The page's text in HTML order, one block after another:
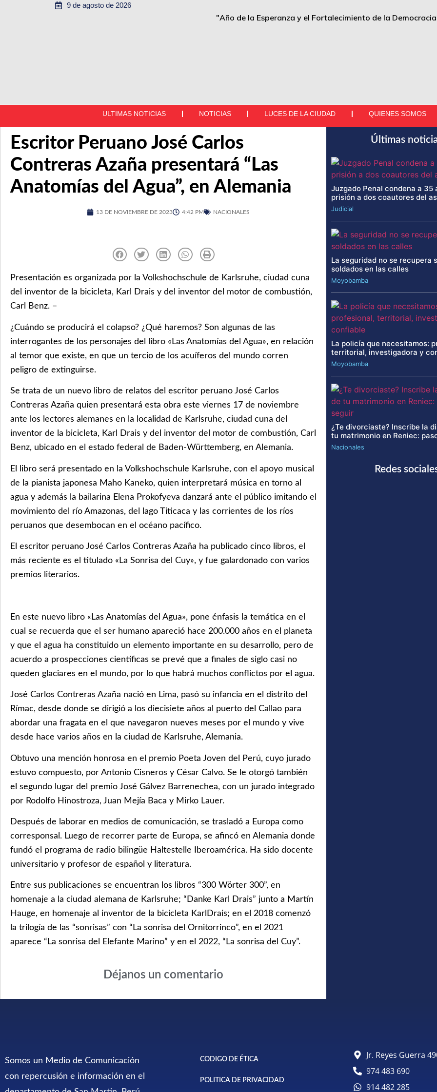
9 de agosto de 2026
"Año de la Esperanza y el Fortalecimiento de la
ULTIMAS NOTICIAS NOTICIAS LUCES DE LA CIUDAD QUIENES SOMOS
Escritor Peruano José Carlos
Contreras Azaña presentará “Las
Anatomías del Agua”, en Alemania
13 DE NOVIEMBRE DE 2023 4:42 PM NACIONALES
Presentación es organizada por la Volkshochschule de Karlsruhe, ciudad cuna
del inventor de la bicicleta, Karl Drais y del inventor del motor de combustión,
Carl Benz. –
¿Cuándo se producirá el colapso? ¿Qué haremos? Son algunas de las
interrogantes de los personajes del libro «Las Anatomías del Agua», en relación
al temor que existe, en que un tercio de los acuíferos del mundo corren
peligro de extinguirse.
Se trata de un nuevo libro de relatos del escritor peruano José Carlos
Contreras Azaña quien presentará esta obra este viernes 17 de noviembre
ante los lectores alemanes en la localidad de Karlsruhe, ciudad cuna del
inventor de la bicicleta, Karl Drais y del inventor del motor de combustión, Carl
Benz, ubicado en el estado federal de Baden-Württemberg, en Alemania.
El libro será presentado en la Volkshochschule Karlsruhe, con el apoyo musical
de la pianista japonesa Maho Kaneko, quien interpretará música en torno al
agua y además la bailarina Elena Prokofyeva danzará ante el público imitando el
movimiento del río Amazonas, del lago Titicaca y las corrientes de los ríos
peruanos que desembocan en el océano pacífico.
El escritor peruano José Carlos Contreras Azaña ha publicado cinco libros, el
más reciente es el titulado «La Sonrisa del Cuy», y fue galardonado con varios
premios literarios.
En este nuevo libro «Las Anatomías del Agua», pone énfasis la temática en el
cual se recuerda que el ser humano apareció hace 200.000 años en el planeta
y que el agua ha constituido un elemento importante en su desarrollo, pero de
acuerdo a prospecciones científicas se prevé que a finales de siglo casi no
queden glaciares en el mundo, por lo que habrá muchos conflictos por el agua.
José Carlos Contreras Azaña nació en Lima, pasó su infancia en el distrito del
Rímac, desde donde se dirigió a los diecisiete años al puerto del Callao para
abordar una fragata en el que navegaron nueves meses por el mundo y vive
desde hace varios años en la ciudad de Karlsruhe, Alemania.
Obtuvo una mención honrosa en el premio Poeta Joven del Perú, cuyo jurado
estuvo compuesto, por Antonio Cisneros y César Calvo. Se le otorgó también
el segundo lugar del premio José Gálvez Barrenechea, con un jurado integrado
por Rodolfo Hinostroza, Juan Mejía Baca y Mirko Lauer.
Después de laborar en medios de comunicación, se trasladó a Europa como
corresponsal. Luego de recorrer parte de Europa, se afincó en Alemania donde
fundó el programa de radio bilingüe Haltestelle Iberoamérica. Ha sido docente
universitario y profesor de español y literatura.
Entre sus publicaciones se encuentran los libros “300 Wörter 300”, en
homenaje a la ciudad alemana de Karlsruhe; “Danke Karl Drais” junto a Martín
Hauge, en homenaje al inventor de la bicicleta KarlDrais; en el 2018 comenzó
la trilogía de las “sonrisas” con “La sonrisa del Ornitorrinco”, en el 2021
aparece “La sonrisa del Elefante Marino” y en el 2022, “La sonrisa del Cuy”.
Déjanos un comentario
Últimas
Juzgado Penal condena a 35
prisión a dos coautores del
Judicial
La seguridad no se recupera
soldados en las calles
Moyobamba
La policía que necesitamos:
territorial, investigadora y
Moyobamba
¿Te divorciaste? Inscribe la
tu matrimonio en Reniec:
Nacionales
Redes
Somos un Medio de Comunicación
con repercusión e información en el
CODIGO DE ÉTICA
POLITICA DE PRIVACIDAD
Jr. Reyes Guerra
974 483 690
914 482 285